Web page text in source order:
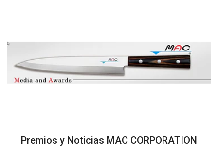
Premios y Noticias MAC CORPORATION